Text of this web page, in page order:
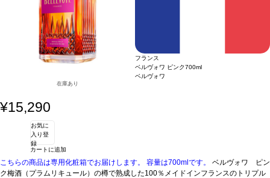
在庫あり
フランス
ベルヴォワ ピンク700ml
ベルヴォワ
¥15,290
お気に
入り登
録
カートに追加
こちらの商品は専用化粧箱でお届けします。 容量は700mlです。
ベルヴォワ ピン
ク梅酒（プラムリキュール）の樽で熟成した100％メイドインフランスのトリプル